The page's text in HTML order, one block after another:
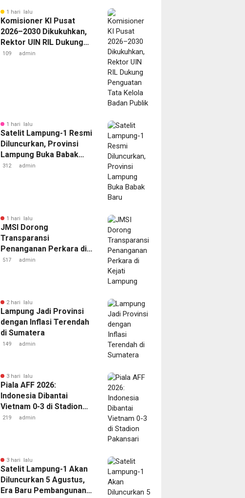
1 hari lalu
Komisioner KI Pusat
2026–2030 Dikukuhkan,
Rektor UIN RIL Dukung
Penguatan Tata Kelola
109 admin
1 hari lalu
Satelit Lampung-1 Resmi
Diluncurkan, Provinsi
Lampung Buka Babak
Baru
312 admin
1 hari lalu
JMSI Dorong
Transparansi
Penanganan Perkara di
Kejati Lampung
517 admin
2 hari lalu
Lampung Jadi Provinsi
dengan Inflasi Terendah
di Sumatera
149 admin
3 hari lalu
Piala AFF 2026:
Indonesia Dibantai
Vietnam 0-3 di Stadion
Pakansari
219 admin
3 hari lalu
Satelit Lampung-1 Akan
Diluncurkan 5 Agustus,
Era Baru Pembangunan